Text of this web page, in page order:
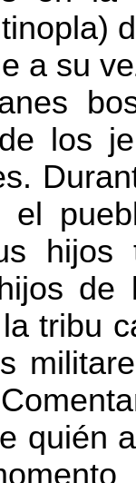
a su
los
el
hijos
de
tribu
quién